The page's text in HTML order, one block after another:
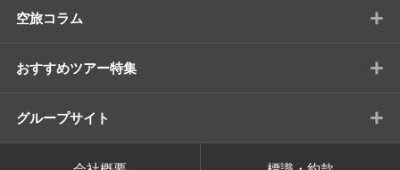
空旅コラム +
おすすめツアー特集 +
グループサイト +